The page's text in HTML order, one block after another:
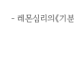
- 레몬심리의《기